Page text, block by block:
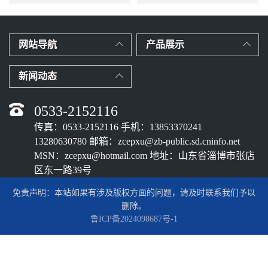
网站导航 产品展示
新闻动态
0533-2152116
传真：0533-2152116 手机：13853370241
13280630780 邮箱：zcepxu@zb-public.sd.cninfo.net
MSN：zcepxu@hotmail.com 地址：山东省淄博市张店
区东一路39号
免责声明：本站如果有涉及版权方面的问题，请及时联系我们予以
删除。
鲁ICP备2024098687号-1